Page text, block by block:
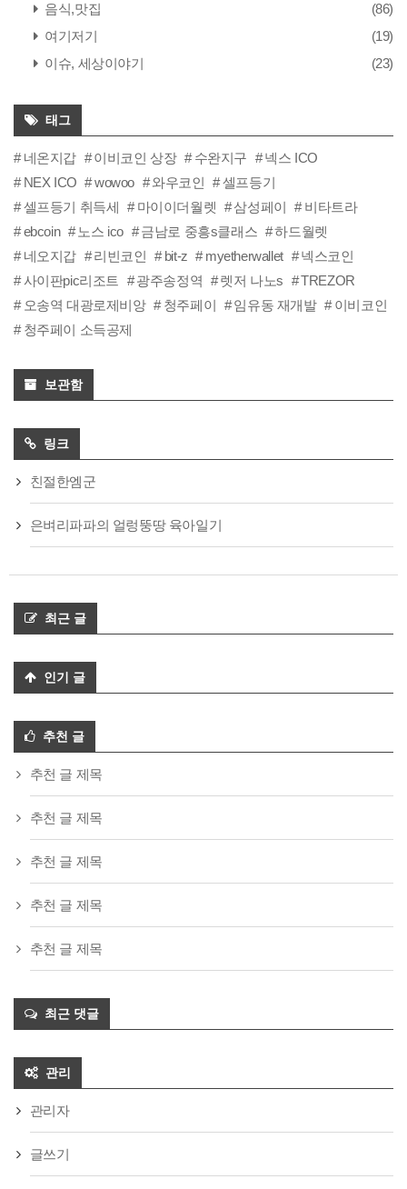
음식,맛집
(86)
여기저기
(19)
이슈, 세상이야기
(23)
태그
네온지갑 이비코인 상장 수완지구
넥스 ICO
NEX ICO
wowoo 와우코인
셀프등기
셀프등기 취득세
마이이더월렛 삼성페이
비타트라
ebcoin
노스 ico 금남로 중흥s클래스
하드월렛
네오지갑
리빈코인 bit-z myetherwallet
넥스코인
사이판pic리조트
광주송정역 렛저 나노s
TREZOR
오송역 대광로제비앙
청주페이 임유동 재개발
이비코인
청주페이 소득공제
보관함
링크
친절한엠군
은벼리파파의 얼렁뚱땅 육아일기
최근 글
인기 글
추천 글
추천 글 제목
추천 글 제목
추천 글 제목
추천 글 제목
추천 글 제목
최근 댓글
관리
관리자
글쓰기